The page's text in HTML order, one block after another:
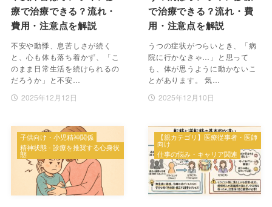
療で治療できる？流れ・
費用・注意点を解説
不安や動悸、息苦しさが続く
と、心も体も落ち着かず、「こ
のまま日常生活を続けられるの
だろうか」と不安…
2025年12月12日
で治療できる？流れ・費
用・注意点を解説
うつの症状がつらいとき、「病
院に行かなきゃ…」と思って
も、体が思うように動かないこ
とがあります。 気…
2025年12月10日
子供向け・小児精神関係
精神状態 - 診療を推奨する心身状
態
【親カテゴリ】医療従事者・医師
向け
仕事の悩み・キャリア関連